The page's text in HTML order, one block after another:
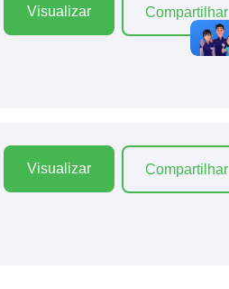
Visualizar Compartilhar
Visualizar Compartilhar